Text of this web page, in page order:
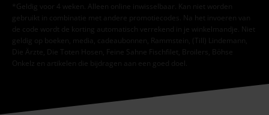
*Geldig voor 4 weken. Alleen online inwisselbaar. Kan niet worden
gebruikt in combinatie met andere promotiecodes. Na het invoeren van
de code wordt de korting automatisch verrekend in je winkelmandje. Niet
geldig op boeken, media, cadeaubonnen, Rammstein, (Till) Lindemann,
Die Ärzte, Die Toten Hosen, Feine Sahne Fischfilet, Broilers, Böhse
Onkelz en artikelen die bijdragen aan een goed doel.